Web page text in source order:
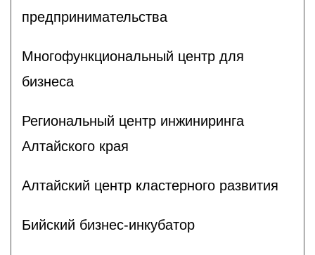
предпринимательства
Многофункциональный центр для
бизнеса
Региональный центр инжиниринга
Алтайского края
Алтайский центр кластерного развития
Бийский бизнес-инкубатор